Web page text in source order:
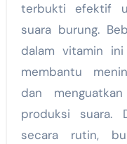
terbukti efektif
suara burung.
dalam vitamin
membantu
dan
produksi suara.
secara rutin,